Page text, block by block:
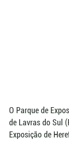
O Parque de
de Lavras do Sul
Exposição de